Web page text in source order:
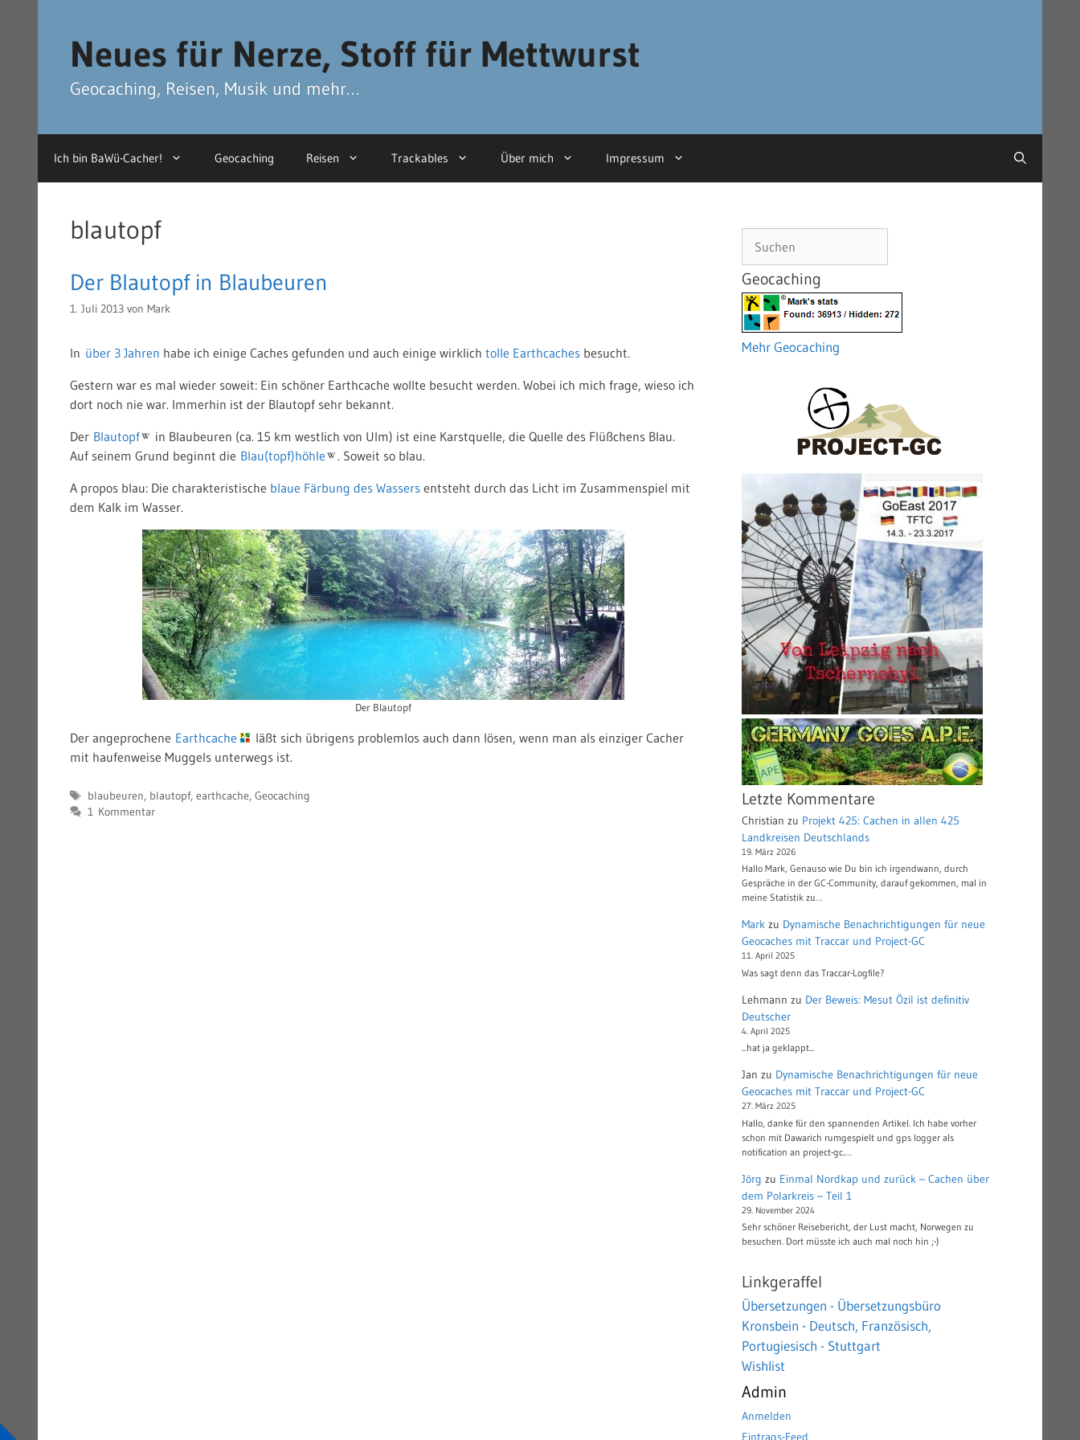
Neues für Nerze, Stoff für Mettwurst
Geocaching, Reisen, Musik und mehr…
Ich bin BaWü-Cacher! Geocaching Reisen Trackables Über mich Impressum
blautopf
Der Blautopf in Blaubeuren
1. Juli 2013 von Mark
In über 3 Jahren habe ich einige Caches gefunden und auch einige wirklich tolle Earthcaches besucht.
Gestern war es mal wieder soweit: Ein schöner Earthcache wollte besucht werden. Wobei ich mich frage, wieso ich
dort noch nie war. Immerhin ist der Blautopf sehr bekannt.
Der Blautopf
in Blaubeuren (ca. 15 km westlich von Ulm) ist eine Karstquelle, die Quelle des Flüßchens Blau.
Auf seinem Grund beginnt die Blau(topf)höhle
. Soweit so blau.
A propos blau: Die charakteristische blaue Färbung des Wassers entsteht durch das Licht im Zusammenspiel mit
dem Kalk im Wasser.
Der Blautopf
Der angeprochene Earthcache
läßt sich übrigens problemlos auch dann lösen, wenn man als einziger Cacher
mit haufenweise Muggels unterwegs ist.
Schlagwörter
blaubeuren, blautopf, earthcache, Geocaching
1 Kommentar
Geocaching
Mehr Geocaching
Letzte Kommentare
Christian zu Projekt 425: Cachen in allen 425
Landkreisen Deutschlands
19. März 2026
Hallo Mark, Genauso wie Du bin ich irgendwann, durch
Gespräche in der GC-Community, darauf gekommen, mal in
meine Statistik zu…
Mark zu Dynamische Benachrichtigungen für neue
Geocaches mit Traccar und Project-GC
11. April 2025
Was sagt denn das Traccar-Logfile?
Lehmann zu Der Beweis: Mesut Özil ist definitiv
Deutscher
4. April 2025
...hat ja geklappt...
Jan zu Dynamische Benachrichtigungen für neue
Geocaches mit Traccar und Project-GC
27. März 2025
Hallo, danke für den spannenden Artikel. Ich habe vorher
schon mit Dawarich rumgespielt und gps logger als
notification an project-gc.…
Jörg zu Einmal Nordkap und zurück – Cachen über
dem Polarkreis – Teil 1
29. November 2024
Sehr schöner Reisebericht, der Lust macht, Norwegen zu
besuchen. Dort müsste ich auch mal noch hin ;-)
Linkgeraffel
Übersetzungen - Übersetzungsbüro
Kronsbein - Deutsch, Französisch,
Portugiesisch - Stuttgart
Wishlist
Admin
Anmelden
Eintrags-Feed